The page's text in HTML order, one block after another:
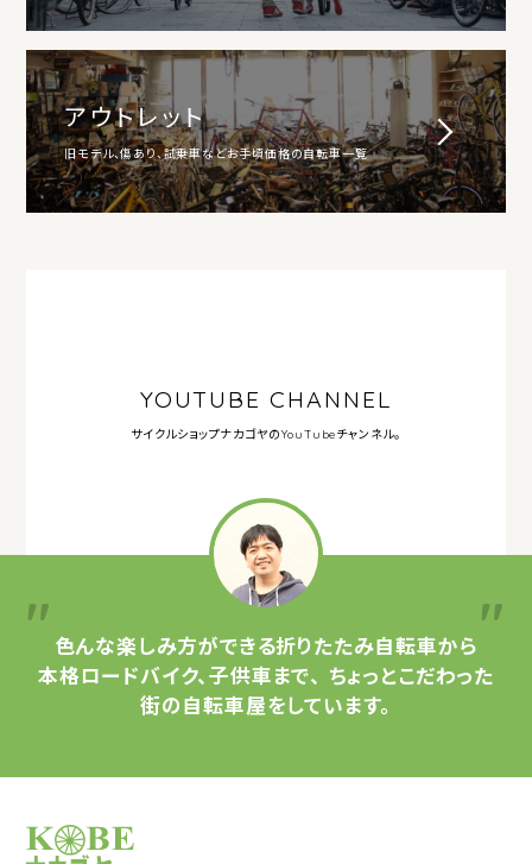
アウトレット
旧モデル、傷あり、試乗車などお手頃価格の自転車一覧
YOUTUBE CHANNEL
サイクルショップナカゴヤのYouTubeチャンネル。
色んな楽しみ方ができる折りたたみ自転車から
本格ロードバイク、子供車まで、 ちょっとこだわった
街の自転車屋をしています。
サイクルショップナカゴヤ